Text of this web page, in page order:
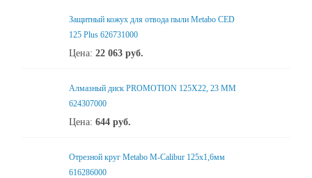
Защитный кожух для отвода пыли Metabo CED
125 Plus 626731000
Цена: 22 063 руб.
Алмазный диск PROMOTION 125X22, 23 ММ
624307000
Цена: 644 руб.
Отрезной круг Metabo M-Calibur 125x1,6мм
616286000